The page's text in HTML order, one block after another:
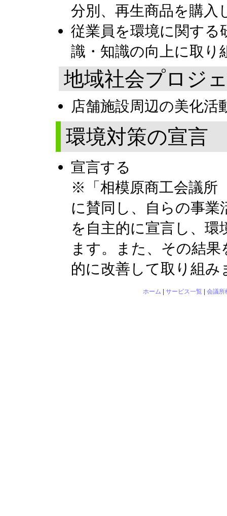
分別、再生商品を購入
従業員を環境に関する
識・知識の向上に取り
地域社会プロジ
店舗施設周辺の美化活
環境対策の宣言
宣言する
※「相模原商工会議所
に賛同し、自らの事業
を自主的に宣言し、環
ます。また、その結
的に改善して取り組み
ホーム サービス一覧| 会議所